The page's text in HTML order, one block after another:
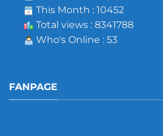
This Month : 10452
Total views : 8341788
Who's Online : 53
FANPAGE